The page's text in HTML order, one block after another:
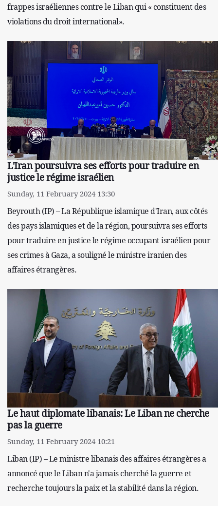
frappes israéliennes contre le Liban qui « constituent des
violations du droit international».
L'Iran poursuivra ses efforts pour traduire en
justice le régime israélien
Sunday, 11 February 2024 13:30
Beyrouth (IP) – La République islamique d'Iran, aux côtés
des pays islamiques et de la région, poursuivra ses efforts
pour traduire en justice le régime occupant israélien pour
ses crimes à Gaza, a souligné le ministre iranien des
affaires étrangères.
Le haut diplomate libanais: Le Liban ne cherche
pas la guerre
Sunday, 11 February 2024 10:21
Liban (IP) – Le ministre libanais des affaires étrangères a
annoncé que le Liban n'a jamais cherché la guerre et
recherche toujours la paix et la stabilité dans la région.